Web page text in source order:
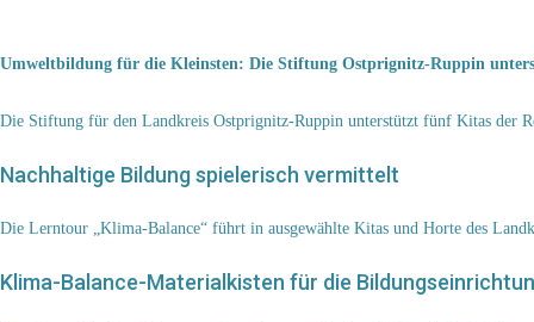
Umweltbildung für die Kleinsten: Die Stiftung Ostprignitz-Ruppin
Die Stiftung für den Landkreis Ostprignitz-Ruppin unterstützt fünf Kitas der
Nachhaltige Bildung spielerisch vermittelt
Die Lerntour „Klima-Balance“ führt in ausgewählte Kitas und Horte des
Klima-Balance-Materialkisten für die